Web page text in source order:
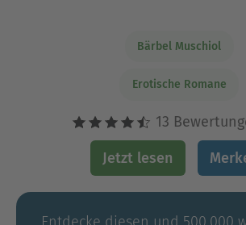
Bärbel Muschiol
Erotische Romane
13
Jetzt lesen